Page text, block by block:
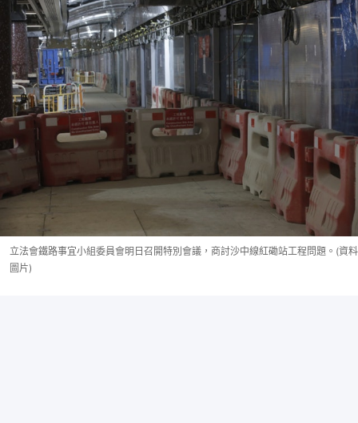
立法會鐵路事宜小組委員會明日召開特別會議，商討沙中線紅磡站工程問題。(資料
圖片)